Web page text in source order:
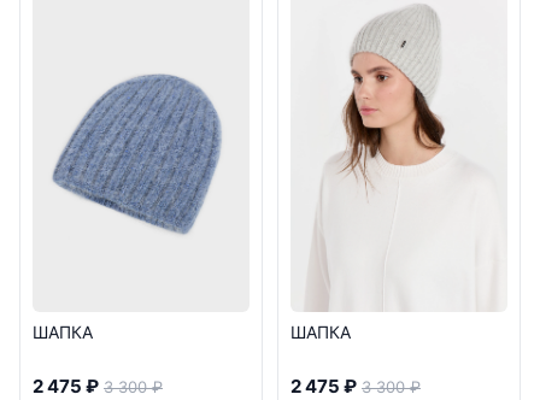
ШАПКА
2 475 ₽ 3 300 ₽
ШАПКА
2 475 ₽ 3 300 ₽